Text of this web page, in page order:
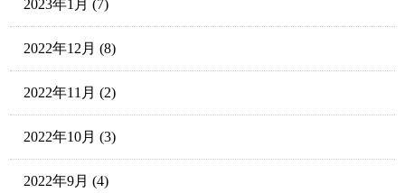
2023年1月 (7)
2022年12月 (8)
2022年11月 (2)
2022年10月 (3)
2022年9月 (4)